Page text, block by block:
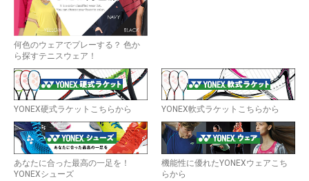
何色のウェアでプレーする？ 色か
ら探すテニスウェア！
YONEX硬式ラケットこちらから YONEX軟式ラケットこちらから
あなたに合った最高の一足を！
YONEXシューズ
機能性に優れたYONEXウェアこち
らから